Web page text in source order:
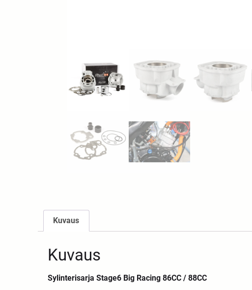
Kuvaus
Kuvaus
Sylinterisarja Stage6 Big Racing 86CC / 88CC